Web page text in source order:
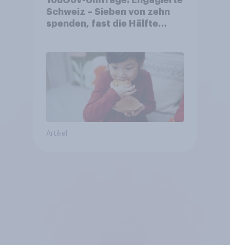
Schweiz – Sieben von zehn
spenden, fast die Hälfte
Artikel